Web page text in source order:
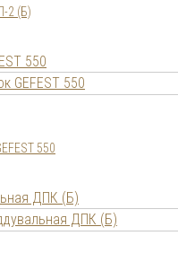
2 (Б)
550